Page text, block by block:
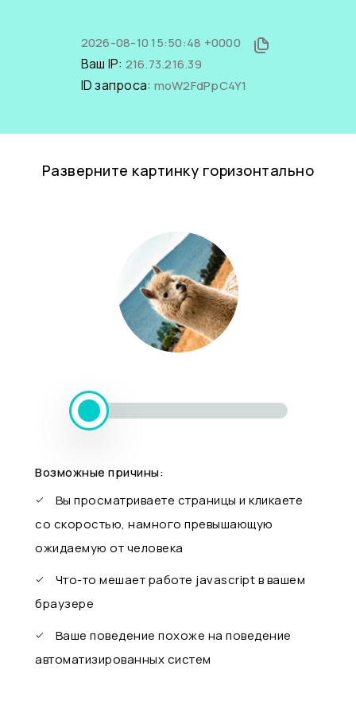
2026-08-10 15:50:48 +0000
Ваш IP: 216.73.216.39
ID запроса: moW2FdPpC4Y1
Разверните картинку горизонтально
Возможные причины:
Вы просматриваете страницы и кликаете
со скоростью, намного превышающую
ожидаемую от человека
Что-то мешает работе javascript в вашем
браузере
Ваше поведение похоже на поведение
автоматизированных систем